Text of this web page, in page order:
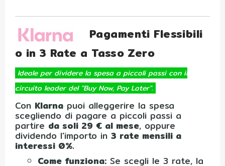
Pagamenti Flessibili
o in 3 Rate a Tasso Zero
Ideale per dividere la spesa a piccoli passi con il
circuito leader del "Buy Now, Pay Later".
Con Klarna puoi alleggerire la spesa
scegliendo di pagare a piccoli passi a
partire da soli 29 € al mese, oppure
dividendo l'importo in 3 rate mensili a
interessi 0%.
Come funziona: Se scegli le 3 rate, la